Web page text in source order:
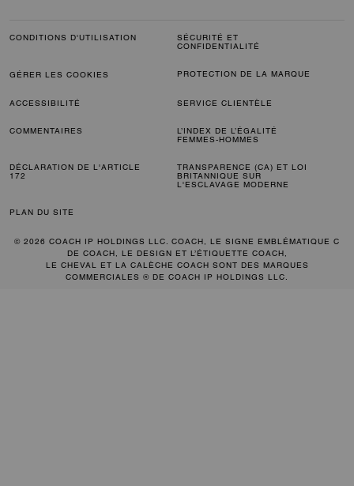
CONDITIONS D'UTILISATION
SÉCURITÉ ET
CONFIDENTIALITÉ
GÉRER LES COOKIES PROTECTION DE LA MARQUE
ACCESSIBILITÉ SERVICE CLIENTÈLE
COMMENTAIRES
L’INDEX DE L’ÉGALITÉ
FEMMES-HOMMES
DÉCLARATION DE L'ARTICLE
172
TRANSPARENCE (CA) ET LOI
BRITANNIQUE SUR
L'ESCLAVAGE MODERNE
PLAN DU SITE
© 2026 COACH IP HOLDINGS LLC. COACH, LE SIGNE EMBLÉMATIQUE C
DE COACH, LE DESIGN ET L’ÉTIQUETTE COACH,
LE CHEVAL ET LA CALÈCHE COACH SONT DES MARQUES
COMMERCIALES ® DE COACH IP HOLDINGS LLC.